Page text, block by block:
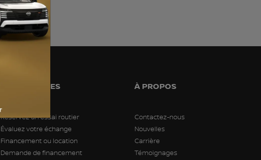
LIENS RAPIDES
Réservez un essai routier
Évaluez votre échange
Financement ou location
Demande de financement
À PROPOS
Contactez-nous
Nouvelles
Carrière
Témoignages